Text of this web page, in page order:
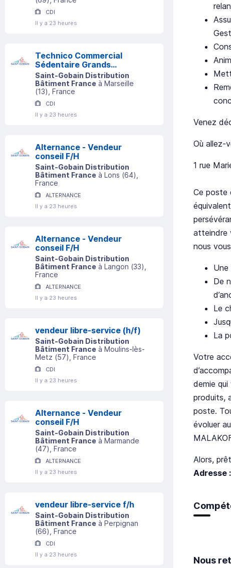
CDI
Il y a 23 heures
Technico Commercial
Sédentaire Grands
Comptes (h/f)
Saint-Gobain Distribution
Bâtiment France à Marseille
(13) , France
CDI
Il y a 23 heures
Alternance - Vendeur
conseil F/H
Saint-Gobain Distribution
Bâtiment France à Lons (64)
France
ALTERNANCE
Il y a 23 heures
Alternance - Vendeur
conseil F/H
Saint-Gobain Distribution
Bâtiment France à Langon (33)
France
ALTERNANCE
Il y a 23 heures
vendeur libre-service (h/f)
Saint-Gobain Distribution
Bâtiment France à Moulins-lès-
Metz (57) , France
CDI
Il y a 23 heures
Alternance - Vendeur
conseil F/H
Saint-Gobain Distribution
Bâtiment France à Marmande
(47) , France
ALTERNANCE
Il y a 23 heures
vendeur libre-service f/h
Saint-Gobain Distribution
Bâtiment France à Perpignan
(66) , France
CDI
Il y a 23 heures
Venez
Où allez-
1 rue
Ce poste
atteindre
nous
De
Le
La
Votre
demie
produits,
poste.
évoluer
Alors,
Adresse :
Nous